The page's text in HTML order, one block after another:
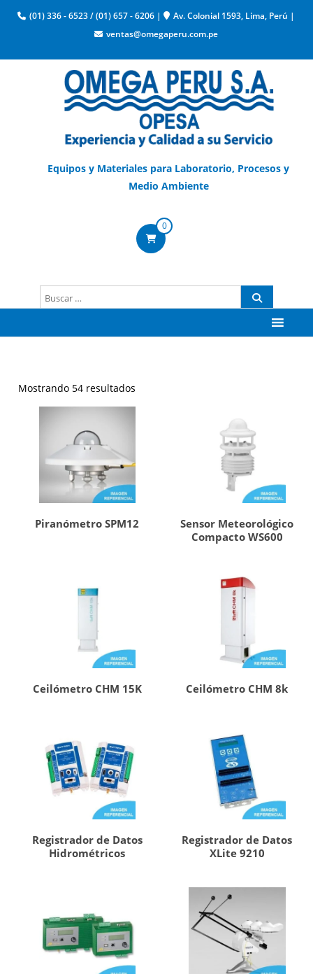
(01) 336 - 6523/(01) 657 - 6206 | Av. Colonial 1593, Lima, Perú |
ventas@omegaperu.com.pe
Equipos y Materiales para Laboratorio, Procesos y
Medio Ambiente
0
Mostrando 54 resultados
Piranómetro SPM12
Sensor Meteorológico
Compacto WS600
Ceilómetro CHM 15K Ceilómetro CHM 8k
Registrador de Datos
Hidrométricos
Registrador de Datos
XLite 9210